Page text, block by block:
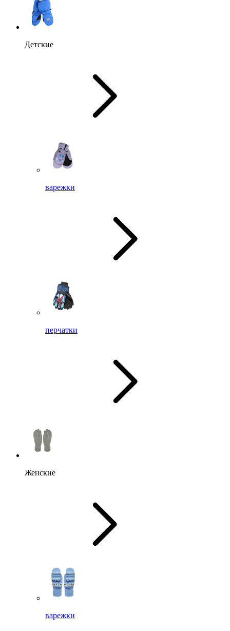
Детские
варежки
перчатки
Женские
варежки